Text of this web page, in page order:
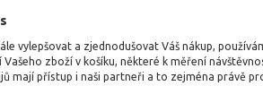
vylepšovat a zjednodušovat Váš nákup,
zboží v košíku, některé k měření
mají přístup i naši partneři a to zejména právě